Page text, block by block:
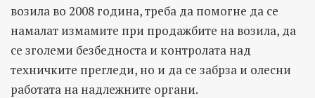
возила во 2008 година, треба да помогне да се
намалат измамите при продажбите на возила, да
се зголеми безбедноста и контролата над
техничките прегледи, но и да се забрза и олесни
работата на надлежните органи.